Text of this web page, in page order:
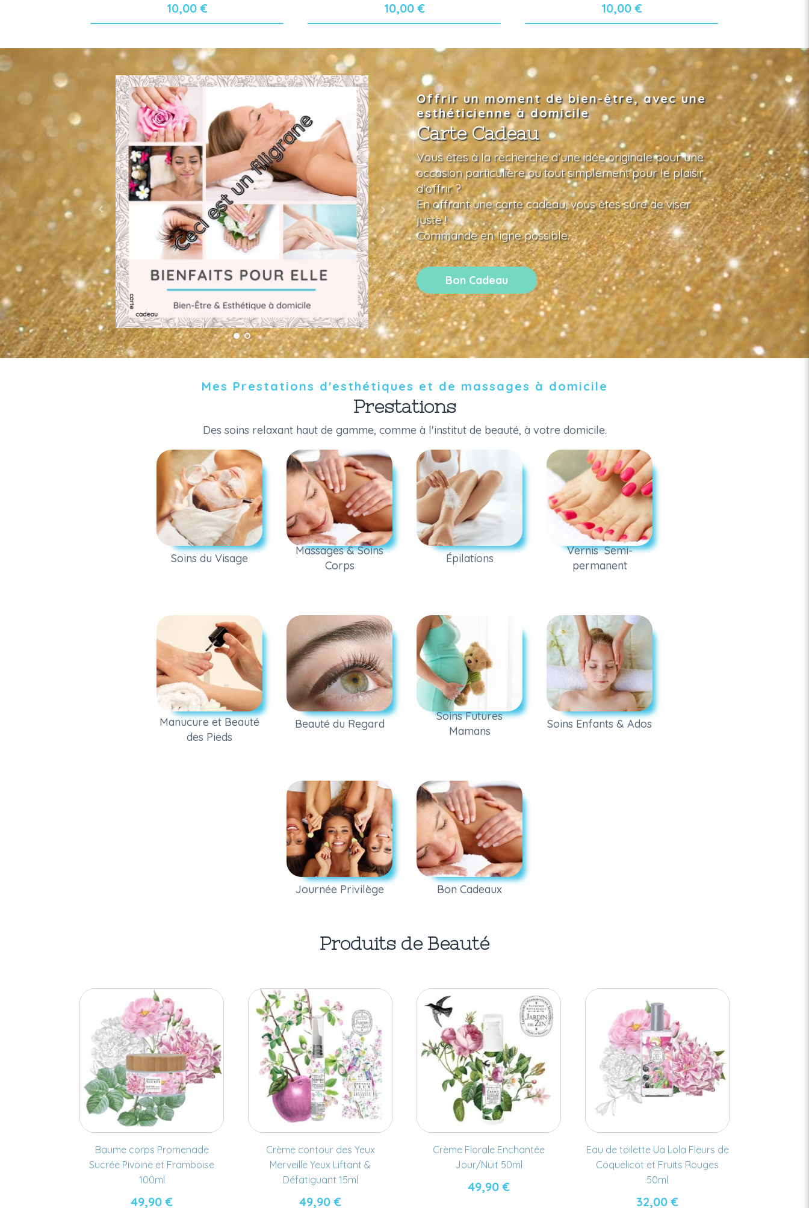
10,00€ 10,00€ 10,00€
Offrir un moment de bien-être, avec une
esthéticienne à domicile
Carte Cadeau
Vous êtes à la recherche d’une idée originale pour une
occasion particulière ou tout simplement pour le plaisir
d’offrir ?
En offrant une carte cadeau, vous êtes sûre de viser
juste !
Commande en ligne possible.
Bon Cadeau
Mes Prestations d'esthétiques et de massages à domicile
Prestations
Des soins relaxant haut de gamme, comme à l'institut de beauté, à votre domicile.
Soins du Visage
Massages & Soins
Corps
Épilations
Vernis Semi-
permanent
Manucure et Beauté
des Pieds
Beauté du Regard
Soins Futures
Mamans
Soins Enfants & Ados
Journée Privilège Bon Cadeaux
Produits de Beauté
Baume corps Promenade
Sucrée Pivoine et Framboise
100ml
49,90€
Crème contour des Yeux
Merveille Yeux Liftant &
Défatiguant 15ml
49,90€
Crème Florale Enchantée
Jour/Nuit 50ml
49,90€
Eau de toilette Ua Lola Fleurs de
Coquelicot et Fruits Rouges
50ml
32,00€